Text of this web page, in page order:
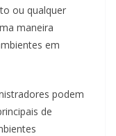
ou qualquer
maneira
em
podem
de